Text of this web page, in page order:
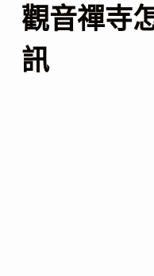
觀音禪寺
訊